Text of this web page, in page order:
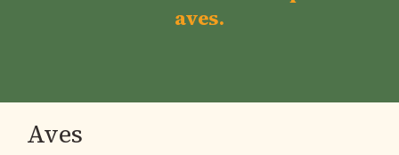
aves.
Aves